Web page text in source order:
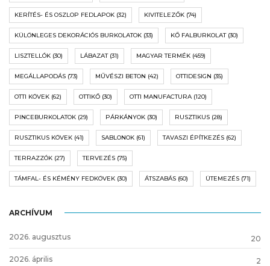
KERÍTÉS- ÉS OSZLOP FEDLAPOK (32) KIVITELEZŐK (74)
KÜLÖNLEGES DEKORÁCIÓS BURKOLATOK (33) KŐ FALBURKOLAT(30)
LISZTELLÓK (30) LÁBAZAT(31) MAGYAR TERMÉK (459)
MEGÁLLAPODÁS (73) MŰVÉSZI BETON (42) OTTIDESIGN (35)
OTTI KÖVEK (62) OTTIKŐ (30) OTTI MANUFACTURA(120)
PINCEBURKOLATOK (29) PÁRKÁNYOK (30) RUSZTIKUS (28)
RUSZTIKUS KÖVEK (41) SABLONOK (61) TAVASZI ÉPÍTKEZÉS (62)
TERRAZZÓK (27) TERVEZÉS (75)
TÁMFAL- ÉS KÉMÉNY FEDKÖVEK (30) ÁTSZABÁS (60) ÜTEMEZÉS (71)
ARCHÍVUM
2026. augusztus 20
2026. április 2